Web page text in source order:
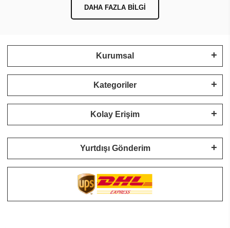
DAHA FAZLA BILGI
Kurumsal
Kategoriler
Kolay Erişim
Yurtdışı Gönderim